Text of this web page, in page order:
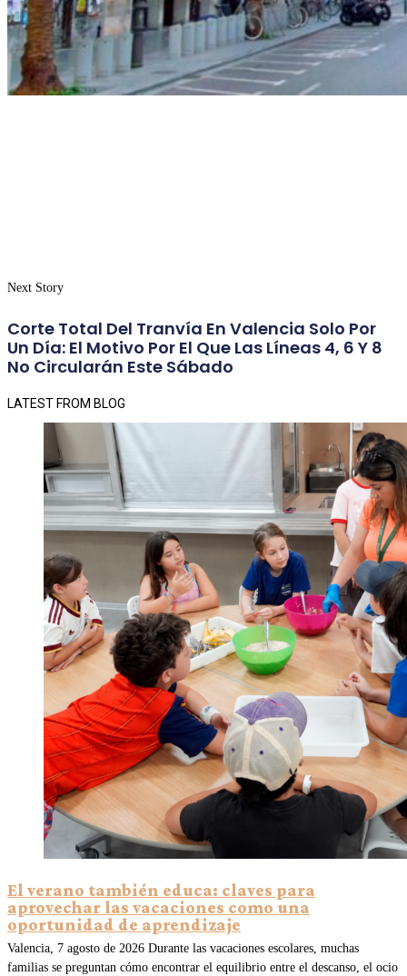
Next Story
Corte Total Del Tranvía En Valencia Solo Por
Un Día: El Motivo Por El Que Las Líneas 4, 6 Y 8
No Circularán Este Sábado
LATEST FROM BLOG
El verano también educa: claves para
aprovechar las vacaciones como una
oportunidad de aprendizaje
Valencia, 7 agosto de 2026 Durante las vacaciones escolares, muchas
familias se preguntan cómo encontrar el equilibrio entre el descanso, el ocio